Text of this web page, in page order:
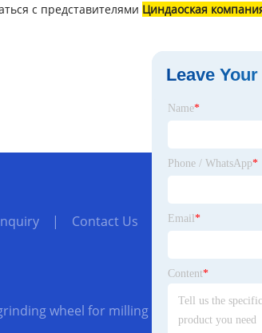
с представителями Циндаоская
| Contact Us
wheel for milling cutters
Leave
Name*
Phone / WhatsApp*
Email *
Content*